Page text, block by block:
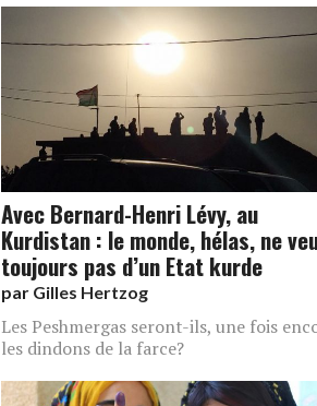
Avec Bernard-Henri Lévy, au
Kurdistan : le monde, hélas, ne
toujours pas d’un Etat kurde
par Gilles Hertzog
Les Peshmergas seront-ils, une fois
les dindons de la farce?